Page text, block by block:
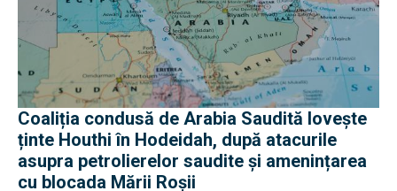
Coaliția condusă de Arabia Saudită lovește
ținte Houthi în Hodeidah, după atacurile
asupra petrolierelor saudite și amenințarea
cu blocada Mării Roșii